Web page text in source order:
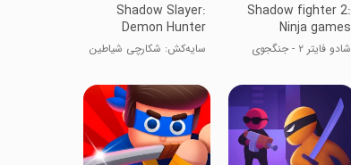
Shadow fighter 2:
Ninja games
شادو فایتر ۲ - جنگجوی
Shadow Slayer:
Demon Hunter
سایه‌کش: شکارچی شیاطین